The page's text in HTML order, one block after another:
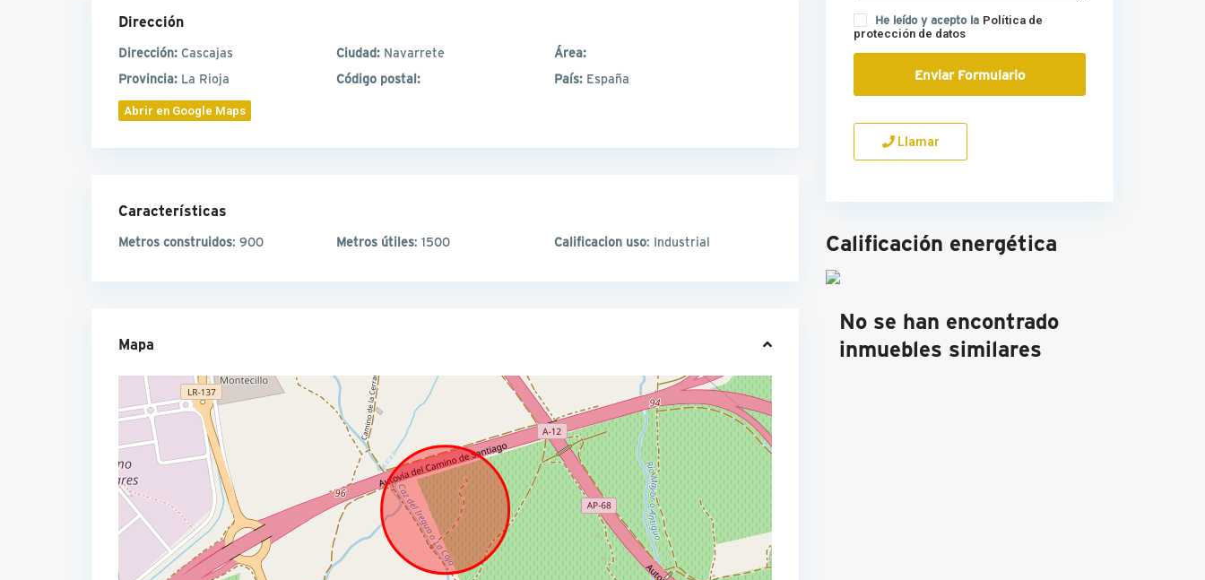
Dirección
Dirección: Cascajas Ciudad: Navarrete
Área:
Provincia: La Rioja Código postal: País: España
Abrir en Google Maps
Características
Metros construidos: 900 Metros útiles: 1500 Calificacion uso: Industrial
Mapa
He leído y acepto la Política de
protección de datos
Llamar
Calificación energética
No se han encontrado
inmuebles similares